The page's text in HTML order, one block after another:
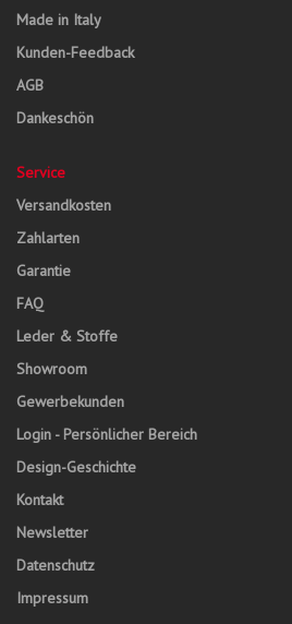
Made in Italy
Kunden-Feedback
AGB
Dankeschön
Service
Versandkosten
Zahlarten
Garantie
FAQ
Leder & Stoffe
Showroom
Gewerbekunden
Login - Persönlicher Bereich
Design-Geschichte
Kontakt
Newsletter
Datenschutz
Impressum